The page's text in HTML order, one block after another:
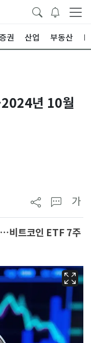
권 산업 부동산
년 10월
가
비트코인 ETF 7주